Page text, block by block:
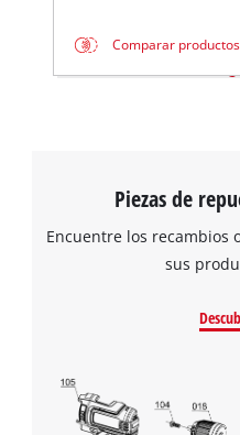
Comparar productos
Piezas de
Encuentre los recambios
sus